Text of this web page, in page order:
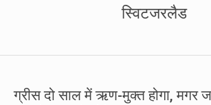
स्विटजरलैड
ग्रीस दो साल में ऋण-मुक्त होगा, मगर